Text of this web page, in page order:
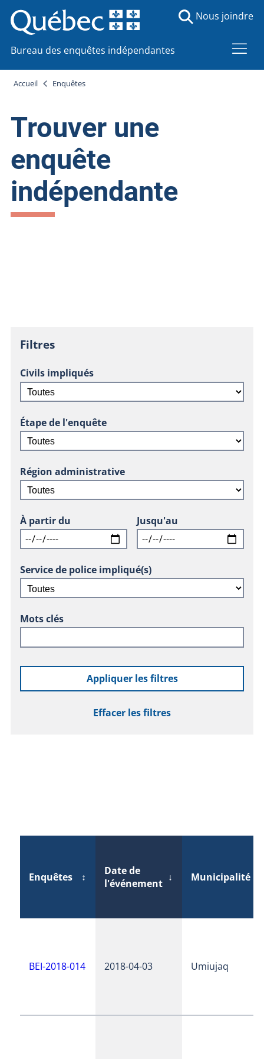
Bureau des enquêtes indépendantes
Nous joindre
Accueil Enquêtes
Trouver une
enquête
indépendante
Filtres
Civils impliqués
Étape de l'enquête
Région administrative
À partir du Jusqu'au
Service de police impliqué(s)
Mots clés
Appliquer les filtres
Effacer les filtres
Enquêtes ↕
Date de
l'événement ↓ Municipalité
BEI-2018-014 2018-04-03 Umiujaq